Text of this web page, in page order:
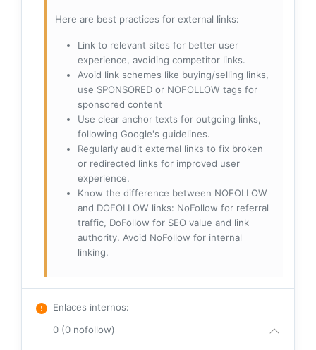
Here are best practices for external links:
Link to relevant sites for better user
experience, avoiding competitor links.
Avoid link schemes like buying/selling links,
use SPONSORED or NOFOLLOW tags for
sponsored content
Use clear anchor texts for outgoing links,
following Google's guidelines.
Regularly audit external links to fix broken
or redirected links for improved user
experience.
Know the difference between NOFOLLOW
and DOFOLLOW links: NoFollow for referral
traffic, DoFollow for SEO value and link
authority. Avoid NoFollow for internal
linking.
Enlaces internos:
0 (0 nofollow)